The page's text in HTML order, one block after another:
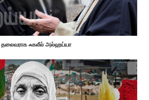
தலைவராக ஃகலீல் அல்ஹய்யா